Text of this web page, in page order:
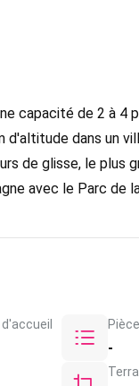
capacité de 2 à 4
d'altitude dans un
de glisse, le plus
avec le Parc de
-